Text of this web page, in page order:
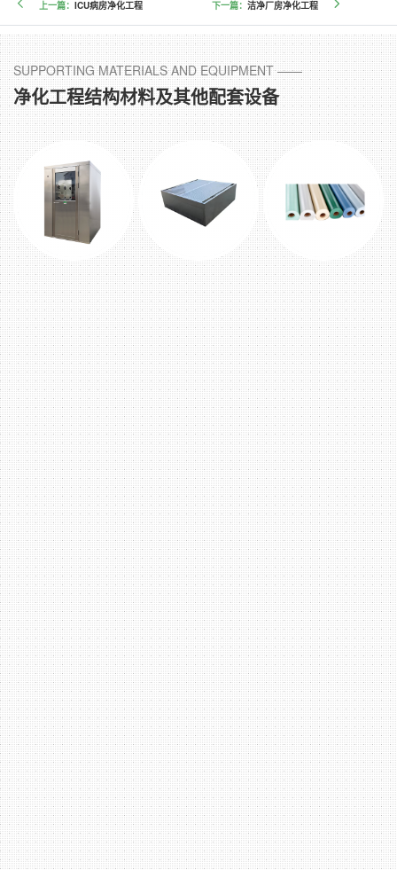
上一篇： ICU病房净化工程 下一篇： 洁净厂房净化工程
SUPPORTING MATERIALS AND EQUIPMENT ——
净化工程结构材料及其他配套设备